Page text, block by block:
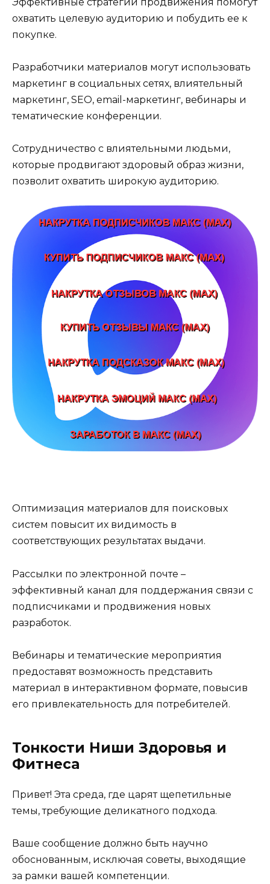
охватить целевую аудиторию и побудить ее к
покупке.
Разработчики материалов могут использовать
маркетинг в социальных сетях, влиятельный
маркетинг, SEO, email-маркетинг, вебинары и
тематические конференции.
Сотрудничество с влиятельными людьми,
которые продвигают здоровый образ жизни,
позволит охватить широкую аудиторию.
Оптимизация материалов для поисковых
систем повысит их видимость в
соответствующих результатах выдачи.
Рассылки по электронной почте –
эффективный канал для поддержания связи с
подписчиками и продвижения новых
разработок.
Вебинары и тематические мероприятия
предоставят возможность представить
материал в интерактивном формате, повысив
его привлекательность для потребителей.
Тонкости Ниши Здоровья и
Фитнеса
Привет! Эта среда, где царят щепетильные
темы, требующие деликатного подхода.
Ваше сообщение должно быть научно
обоснованным, исключая советы, выходящие
за рамки вашей компетенции.